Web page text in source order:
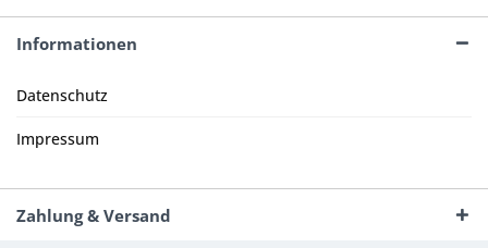
Informationen
Datenschutz
Impressum
Zahlung & Versand